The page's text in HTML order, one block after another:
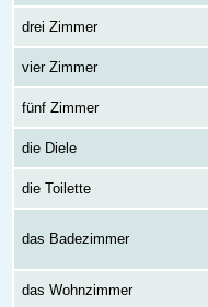
drei Zimmer
vier Zimmer
fünf Zimmer
die Diele
die Toilette
das Badezimmer
das Wohnzimmer